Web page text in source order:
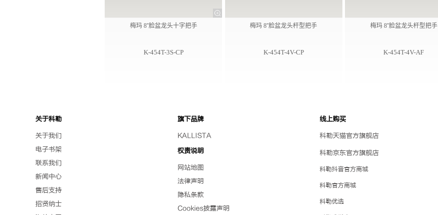
梅玛 8''脸盆龙头十字把手
K-454T-3S-CP
梅玛 8''脸盆龙头杆型把手
K-454T-4V-CP
梅玛 8''脸盆龙头杆型把手
K-454T-4V-AF
关于科勒
关于我们
电子书架
联系我们
新闻中心
售后支持
招贤纳士
旗下品牌
KALLISTA
权责说明
网站地图
法律声明
隐私条款
Cookies披露声明
线上购买
科勒天猫官方旗舰店
科勒京东官方旗舰店
科勒抖音官方商城
科勒官方商城
科勒优选